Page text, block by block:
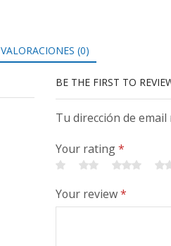
VALORACIONES (0)
BE THE FIRST TO
Tu dirección de
Your rating*
Your review*